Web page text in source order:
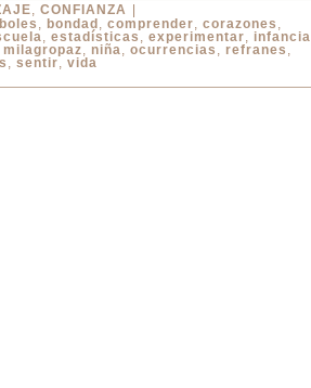
, CONFIANZA
, bondad , comprender, corazones ,
, estadísticas , experimentar, infancia
milagropaz, niña, ocurrencias , refranes ,
, sentir, vida